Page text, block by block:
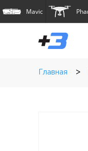
Mavic
Главная >